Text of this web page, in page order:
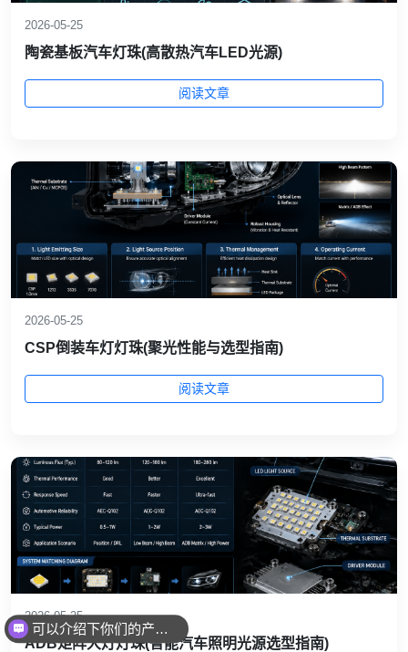
2026-05-25
陶瓷基板汽车灯珠(高散热汽车LED光源)
阅读文章
2026-05-25
CSP倒装车灯灯珠(聚光性能与选型指南)
阅读文章
2026-05-25
ADB矩阵大灯灯珠(智能汽车照明光源选型指南)
可以介绍下你们的产品么